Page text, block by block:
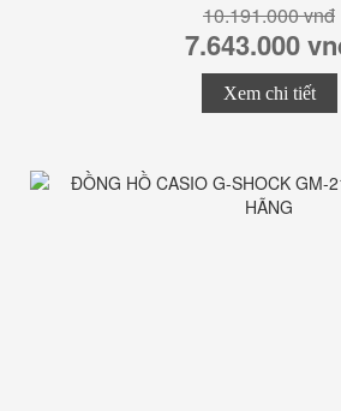
10.191.000 vnđ
7.643.000
Xem chi tiết